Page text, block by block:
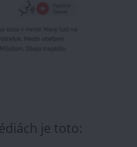
je toto: